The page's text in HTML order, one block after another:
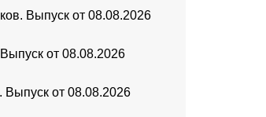
Выпуск от 08.08.2026
от 08.08.2026
Выпуск от 08.08.2026